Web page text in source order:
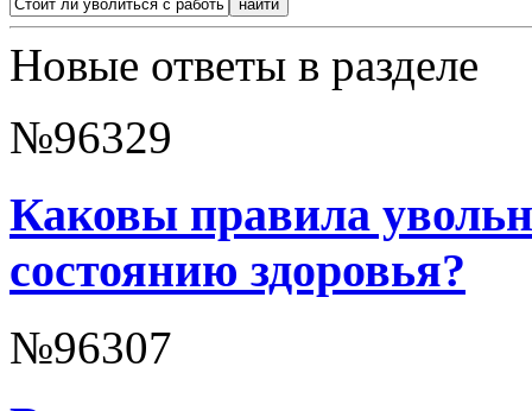
Новые ответы в разделе
№96329
Каковы правила
состоянию здоровья?
№96307